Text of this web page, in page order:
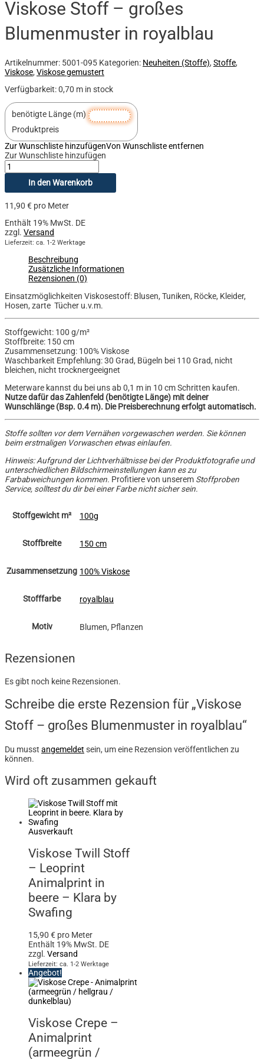
Viskose Stoff – großes
Blumenmuster in royalblau
Artikelnummer: 5001-095 Kategorien: Neuheiten (Stoffe), Stoffe,
Viskose, Viskose gemustert
Verfügbarkeit:0,70 m in stock
benötigte Länge (m)
Produktpreis
Zur Wunschliste hinzufügenVon Wunschliste entfernen
Zur Wunschliste hinzufügen
In den Warenkorb
11,90 € pro Meter
Enthält 19% MwSt. DE
zzgl. Versand
Lieferzeit: ca. 1-2 Werktage
Beschreibung
Zusätzliche Informationen
Rezensionen (0)
Einsatzmöglichkeiten Viskosestoff: Blusen, Tuniken, Röcke, Kleider,
Hosen, zarte Tücher u.v.m.
Stoffgewicht: 100 g/m²
Stoffbreite: 150 cm
Zusammensetzung: 100% Viskose
Waschbarkeit Empfehlung: 30 Grad, Bügeln bei 110 Grad, nicht
bleichen, nicht trocknergeeignet
Meterware kannst du bei uns ab 0,1 m in 10 cm Schritten kaufen.
Nutze dafür das Zahlenfeld (benötigte Länge) mit deiner
Wunschlänge (Bsp. 0.4 m). Die Preisberechnung erfolgt automatisch.
Stoffe sollten vor dem Vernähen vorgewaschen werden. Sie können
beim erstmaligen Vorwaschen etwas einlaufen.
Hinweis: Aufgrund der Lichtverhältnisse bei der Produktfotografie und
unterschiedlichen Bildschirmeinstellungen kann es zu
Farbabweichungen kommen. Profitiere von unserem Stoffproben
Service, solltest du dir bei einer Farbe nicht sicher sein.
Stoffgewicht m² 100g
Stoffbreite 150 cm
Zusammensetzung 100% Viskose
Stofffarbe royalblau
Motiv Blumen, Pflanzen
Rezensionen
Es gibt noch keine Rezensionen.
Schreibe die erste Rezension für „Viskose
Stoff – großes Blumenmuster in royalblau“
Du musst angemeldet sein, um eine Rezension veröffentlichen zu
können.
Wird oft zusammen gekauft
Ausverkauft
Viskose Twill Stoff
– Leoprint
Animalprint in
beere – Klara by
Swafing
15,90 € pro Meter
Enthält 19% MwSt. DE
zzgl. Versand
Lieferzeit: ca. 1-2 Werktage
Angebot!
Viskose Crepe –
Animalprint
(armeegrün /